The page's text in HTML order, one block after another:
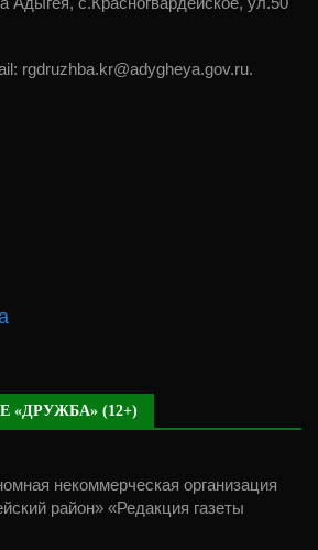
rgdruzhba.kr@adygheya.gov.ru.
«ДРУЖБА» (12+)
некоммерческая организация
район» «Редакция газеты